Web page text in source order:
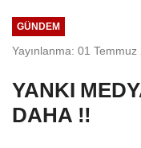
GÜNDEM
Yayınlanma: 01
YANKI
DAHA !!